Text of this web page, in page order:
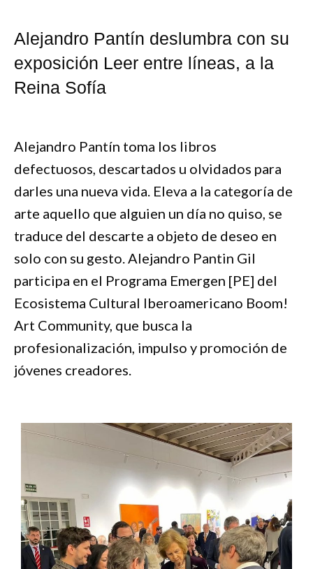
Alejandro Pantín deslumbra con su
exposición Leer entre líneas, a la
Reina Sofía
Alejandro Pantín toma los libros
defectuosos, descartados u olvidados para
darles una nueva vida. Eleva a la categoría de
arte aquello que alguien un día no quiso, se
traduce del descarte a objeto de deseo en
solo con su gesto. Alejandro Pantin Gil
participa en el Programa Emergen [PE] del
Ecosistema Cultural Iberoamericano Boom!
Art Community, que busca la
profesionalización, impulso y promoción de
jóvenes creadores.